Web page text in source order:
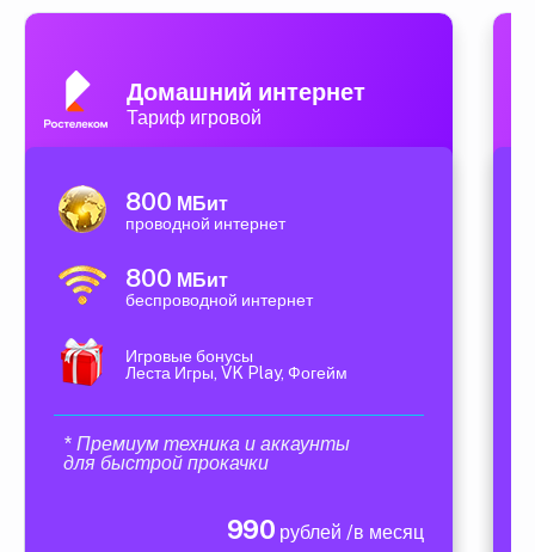
Домашний интернет
Тариф игровой
800 МБит
проводной интернет
800 МБит
беспроводной интернет
Игровые бонусы
Леста Игры, VK Play, Фогейм
* Премиум техника и аккаунты
для быстрой прокачки
990 рублей /в месяц